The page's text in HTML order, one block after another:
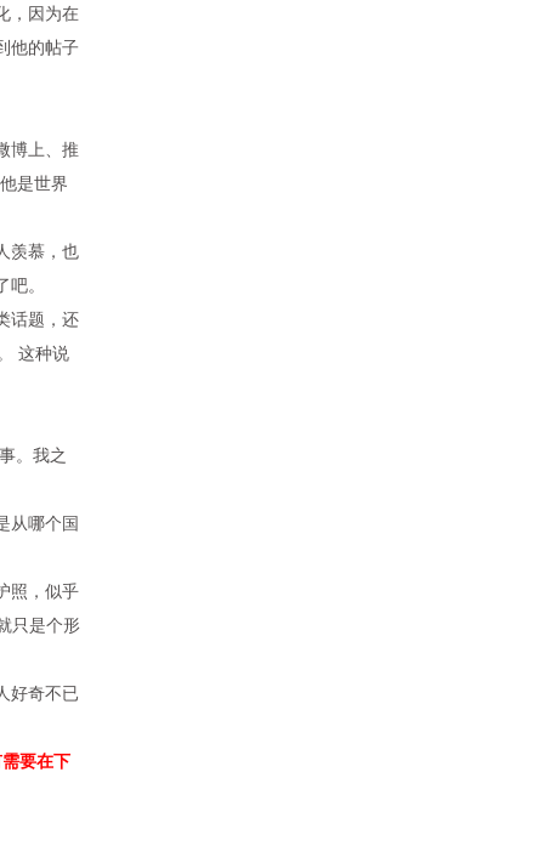
，因为在
他的帖子
博上、推
是世界
羡慕，也
。
话题，还
这种说
。我之
从哪个国
照，似乎
只是个形
好奇不已
要在下